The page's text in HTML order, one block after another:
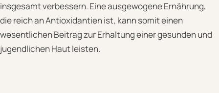
insgesamt verbessern. Eine ausgewogene Ernährung,
die reich an Antioxidantien ist, kann somit einen
wesentlichen Beitrag zur Erhaltung einer gesunden und
jugendlichen Haut leisten.